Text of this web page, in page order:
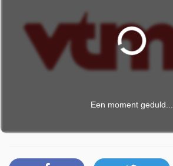
Een moment geduld...